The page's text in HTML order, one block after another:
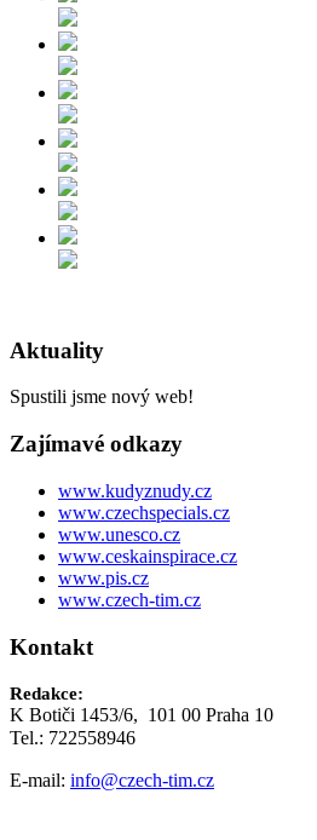
Aktuality
Spustili jsme nový web!
Zajímavé odkazy
www.kudyznudy.cz
www.czechspecials.cz
www.unesco.cz
www.ceskainspirace.cz
www.pis.cz
www.czech-tim.cz
Kontakt
Redakce:
K Botiči 1453/6, 101 00 Praha 10
Tel.: 722558946
E-mail: info@czech-tim.cz